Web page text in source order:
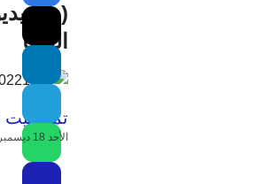
(
الفيفا
تمغربيت
الأحد 18 ديسمبر 2022 - 8:20